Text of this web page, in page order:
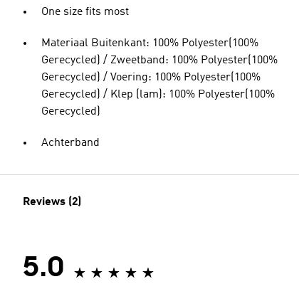
One size fits most
Materiaal Buitenkant: 100% Polyester(100%
Gerecycled) / Zweetband: 100% Polyester(100%
Gerecycled) / Voering: 100% Polyester(100%
Gerecycled) / Klep (lam): 100% Polyester(100%
Gerecycled)
Achterband
Reviews (2)
5.0